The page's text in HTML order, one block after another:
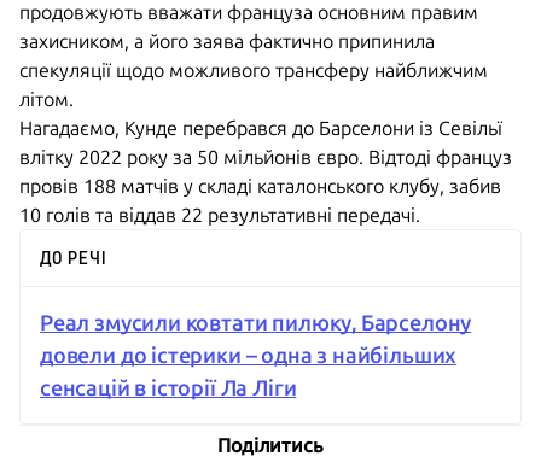
продовжують вважати француза основним правим
захисником, а його заява фактично припинила
спекуляції щодо можливого трансферу найближчим
літом.
Нагадаємо, Кунде перебрався до Барселони із Севільї
влітку 2022 року за 50 мільйонів євро. Відтоді француз
провів 188 матчів у складі каталонського клубу, забив
10 голів та віддав 22 результативні передачі.
ДО РЕЧІ
Реал змусили ковтати пилюку, Барселону
довели до істерики – одна з найбільших
сенсацій в історії Ла Ліги
Поділитись